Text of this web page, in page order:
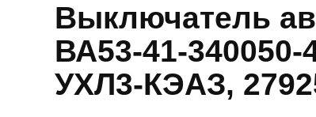
Выключатель
ВА53-41-340050-
УХЛ3-КЭАЗ,